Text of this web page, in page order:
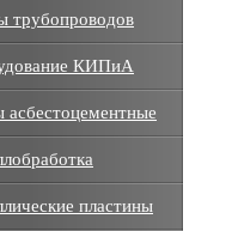
трубопроводов
КИПиА
асбестоцементные
пластины